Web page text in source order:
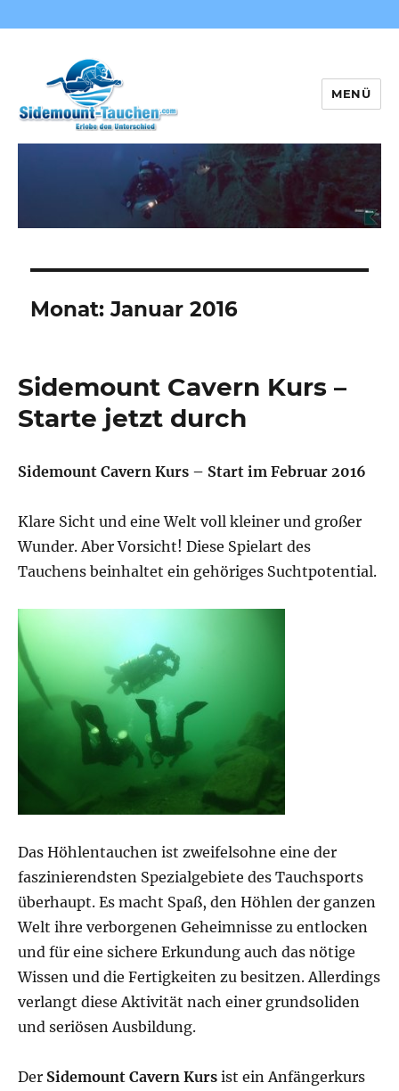
Sidemount-Tauchen
MENÜ
Monat:Januar 2016
Sidemount Cavern Kurs –
Starte jetzt durch
Sidemount Cavern Kurs – Start im Februar 2016
Klare Sicht und eine Welt voll kleiner und großer
Wunder. Aber Vorsicht! Diese Spielart des
Tauchens beinhaltet ein gehöriges Suchtpotential.
Das Höhlentauchen ist zweifelsohne eine der
faszinierendsten Spezialgebiete des Tauchsports
überhaupt. Es macht Spaß, den Höhlen der ganzen
Welt ihre verborgenen Geheimnisse zu entlocken
und für eine sichere Erkundung auch das nötige
Wissen und die Fertigkeiten zu besitzen. Allerdings
verlangt diese Aktivität nach einer grundsoliden
und seriösen Ausbildung.
Der Sidemount Cavern Kurs ist ein Anfängerkurs